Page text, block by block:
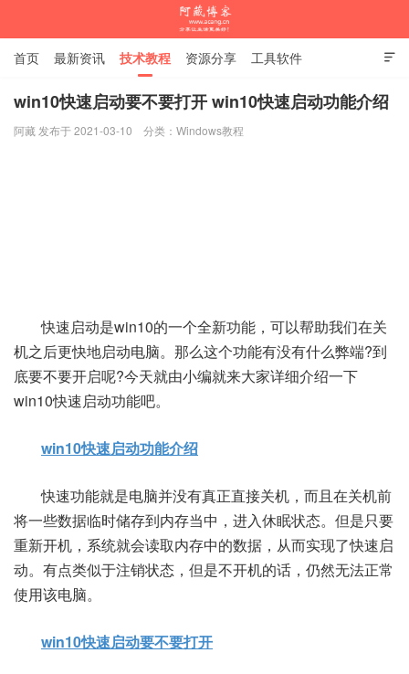

首页 最新资讯 技术教程 资源分享 工具软件
杂谈随笔
win10快速启动要不要打开 win10快速启动功能介绍
阿藏 发布于 2021-03-10 分类： Windows教程
快速启动是win10的一个全新功能，可以帮助我们在关
机之后更快地启动电脑。那么这个功能有没有什么弊端?到
底要不要开启呢?今天就由小编就来大家详细介绍一下
win10快速启动功能吧。
win10快速启动功能介绍
快速功能就是电脑并没有真正直接关机，而且在关机前
将一些数据临时储存到内存当中，进入休眠状态。但是只要
重新开机，系统就会读取内存中的数据，从而实现了快速启
动。有点类似于注销状态，但是不开机的话，仍然无法正常
使用该电脑。
win10快速启动要不要打开